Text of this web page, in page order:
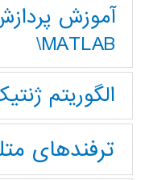
آموزش
MATLAB\
الگوریتم
ترفندهای